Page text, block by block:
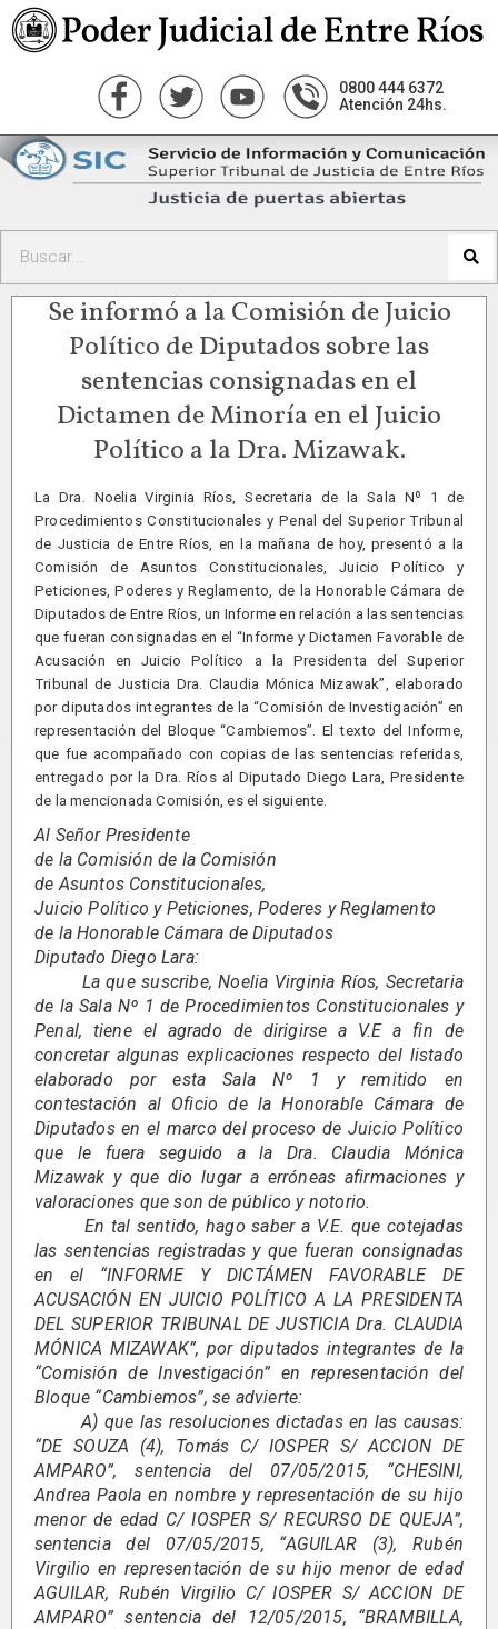
0800 444 6372
Atención 24hs.
Se informó a la Comisión de Juicio
Político de Diputados sobre las
sentencias consignadas en el
Dictamen de Minoría en el Juicio
Político a la Dra. Mizawak.
La Dra. Noelia Virginia Ríos, Secretaria de la Sala Nº 1 de
Procedimientos Constitucionales y Penal del Superior Tribunal
de Justicia de Entre Ríos, en la mañana de hoy, presentó a la
Comisión de Asuntos Constitucionales, Juicio Político y
Peticiones, Poderes y Reglamento, de la Honorable Cámara de
Diputados de Entre Ríos, un Informe en relación a las sentencias
que fueran consignadas en el “Informe y Dictamen Favorable de
Acusación en Juicio Político a la Presidenta del Superior
Tribunal de Justicia Dra. Claudia Mónica Mizawak”, elaborado
por diputados integrantes de la “Comisión de Investigación” en
representación del Bloque “Cambiemos”. El texto del Informe,
que fue acompañado con copias de las sentencias referidas,
entregado por la Dra. Ríos al Diputado Diego Lara, Presidente
de la mencionada Comisión, es el siguiente.
Al Señor Presidente
de la Comisión de la Comisión
de Asuntos Constitucionales,
Juicio Político y Peticiones, Poderes y Reglamento
de la Honorable Cámara de Diputados
Diputado Diego Lara:
La que suscribe, Noelia Virginia Ríos, Secretaria
de la Sala Nº 1 de Procedimientos Constitucionales y
Penal, tiene el agrado de dirigirse a V.E a fin de
concretar algunas explicaciones respecto del listado
elaborado por esta Sala Nº 1 y remitido en
contestación al Oficio de la Honorable Cámara de
Diputados en el marco del proceso de Juicio Político
que le fuera seguido a la Dra. Claudia Mónica
Mizawak y que dio lugar a erróneas afirmaciones y
valoraciones que son de público y notorio.
En tal sentido, hago saber a V.E. que cotejadas
las sentencias registradas y que fueran consignadas
en el “INFORME Y DICTÁMEN FAVORABLE DE
ACUSACIÓN EN JUICIO POLÍTICO A LA PRESIDENTA
DEL SUPERIOR TRIBUNAL DE JUSTICIA Dra. CLAUDIA
MÓNICA MIZAWAK”, por diputados integrantes de la
“Comisión de Investigación” en representación del
Bloque “Cambiemos”, se advierte:
A) que las resoluciones dictadas en las causas:
“DE SOUZA (4), Tomás C/ IOSPER S/ ACCION DE
AMPARO”, sentencia del 07/05/2015, “CHESINI,
Andrea Paola en nombre y representación de su hijo
menor de edad C/ IOSPER S/ RECURSO DE QUEJA”,
sentencia del 07/05/2015, “AGUILAR (3), Rubén
Virgilio en representación de su hijo menor de edad
AGUILAR, Rubén Virgilio C/ IOSPER S/ ACCION DE
AMPARO” sentencia del 12/05/2015, “BRAMBILLA,